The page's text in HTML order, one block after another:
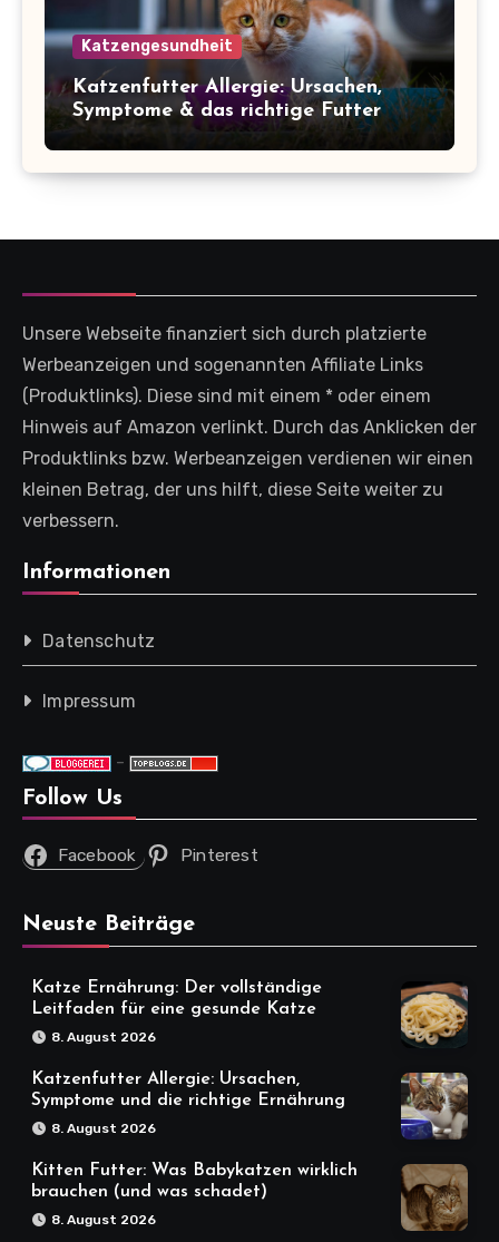
Katzengesundheit
Katzenfutter Allergie: Ursachen,
Symptome & das richtige Futter
Unsere Webseite finanziert sich durch platzierte
Werbeanzeigen und sogenannten Affiliate Links
(Produktlinks). Diese sind mit einem * oder einem
Hinweis auf Amazon verlinkt. Durch das Anklicken der
Produktlinks bzw. Werbeanzeigen verdienen wir einen
kleinen Betrag, der uns hilft, diese Seite weiter zu
verbessern.
Informationen
Datenschutz
Impressum
-
Follow Us
Facebook Pinterest
Neuste Beiträge
Katze Ernährung: Der vollständige
Leitfaden für eine gesunde Katze
8. August 2026
Katzenfutter Allergie: Ursachen,
Symptome und die richtige Ernährung
8. August 2026
Kitten Futter: Was Babykatzen wirklich
brauchen (und was schadet)
8. August 2026